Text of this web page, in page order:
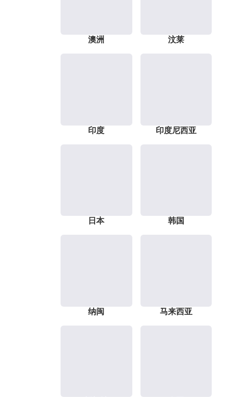
澳洲 汶莱
印度 印度尼西亚
日本 韩国
纳闽 马来西亚